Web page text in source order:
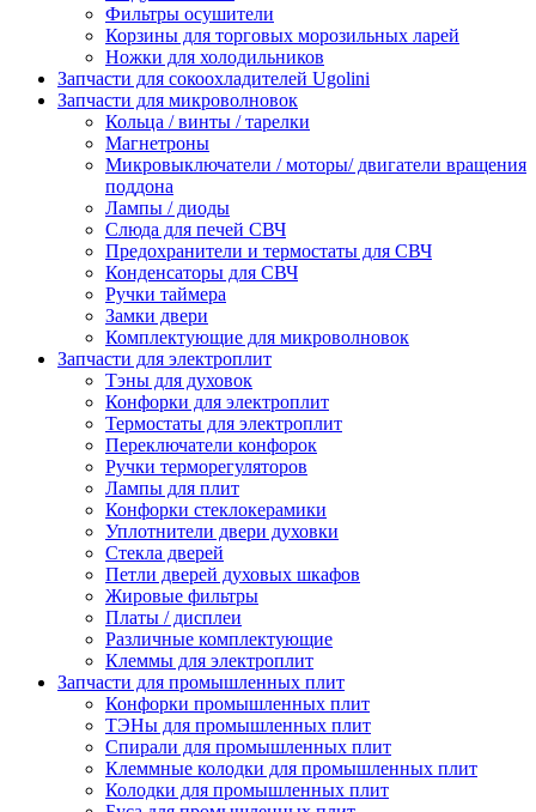
Фильтры осушители
Корзины для торговых морозильных ларей
Ножки для холодильников
Запчасти для сокоохладителей Ugolini
Запчасти для микроволновок
Кольца / винты / тарелки
Магнетроны
Микровыключатели / моторы/ двигатели вращения
поддона
Лампы / диоды
Слюда для печей СВЧ
Предохранители и термостаты для СВЧ
Конденсаторы для СВЧ
Ручки таймера
Замки двери
Комплектующие для микроволновок
Запчасти для электроплит
Тэны для духовок
Конфорки для электроплит
Термостаты для электроплит
Переключатели конфорок
Ручки терморегуляторов
Лампы для плит
Конфорки стеклокерамики
Уплотнители двери духовки
Стекла дверей
Петли дверей духовых шкафов
Жировые фильтры
Платы / дисплеи
Различные комплектующие
Клеммы для электроплит
Запчасти для промышленных плит
Конфорки промышленных плит
ТЭНы для промышленных плит
Спирали для промышленных плит
Клеммные колодки для промышленных плит
Колодки для промышленных плит